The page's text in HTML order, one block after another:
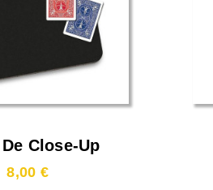
Close-Up
8,00 €